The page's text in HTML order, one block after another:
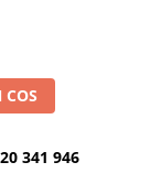
341 946